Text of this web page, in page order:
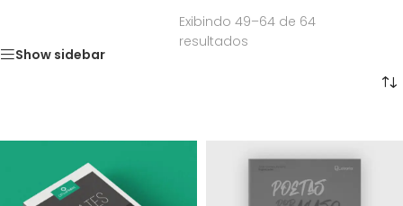
Show sidebar
Exibindo 49–64 de 64
resultados